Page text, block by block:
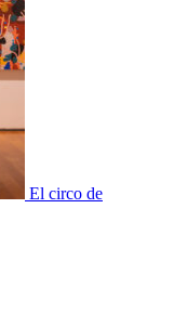
El circo de